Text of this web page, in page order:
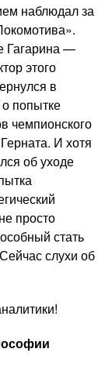
наблюдал за
Гагарина —
этого
в
попытке
чемпионского
И хотя
об уходе
просто
стать
слухи об